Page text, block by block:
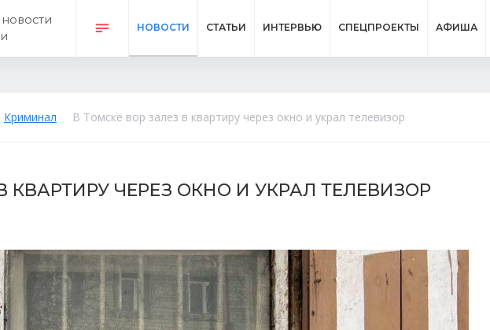
НОВОСТИ СТАТЬИ ИНТЕРВЬЮ СПЕЦПРОЕКТЫ АФИША
Криминал В Томске вор залез в квартиру через окно и украл телевизор
КВАРТИРУ ЧЕРЕЗ ОКНО И УКРАЛ ТЕЛЕВИЗОР